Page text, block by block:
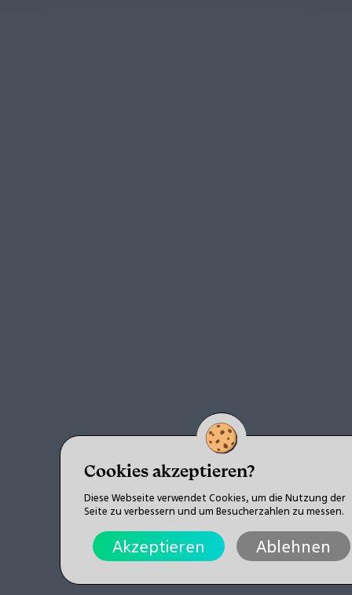
Cookies akzeptieren?
Diese Webseite verwendet Cookies, um die Nutzung der
Seite zu verbessern und um Besucherzahlen zu messen.
Akzeptieren Ablehnen